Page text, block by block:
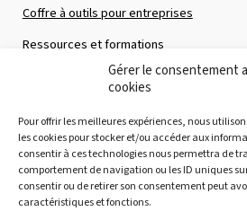
Gérer le consentement
cookies
Pour offrir les meilleures expériences, nous
les cookies pour stocker et/ou accéder aux
consentir à ces technologies nous permettra de
comportement de navigation ou les ID uniques
consentir ou de retirer son consentement peut
caractéristiques et fonctions.
Coffre à outils pour entreprises
Ressources et formations
Politique de confidentialité
Notre équipe
Nous joindre
Découvertes gourmandes